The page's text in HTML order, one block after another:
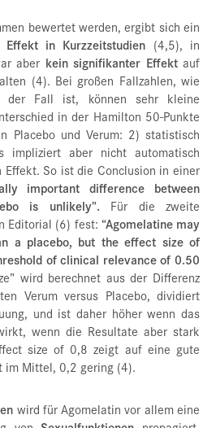
bewertet werden, ergibt sich ein
in Kurzzeitstudien (4,5), in
aber kein signifikanter Effektauf
(4). Bei großen Fallzahlen, wie
der Fall ist, können sehr kleine
in der Hamilton 50-Punkte
Placebo und Verum: 2) statistisch
impliziert aber nicht automatisch
So ist die Conclusion in einer
important difference between
is unlikely”. Für die zweite
Editorial (6) fest: “Agomelatine may
a placebo, but the effect size of
of clinical relevance of 0.50
wird berechnet aus der Differenz
Verum versus Placebo, dividiert
und ist daher höher wenn das
wenn die Resultate aber stark
size of 0,8 zeigt auf eine gute
im Mittel, 0,2 gering (4).
wird für Agomelatin vor allem eine